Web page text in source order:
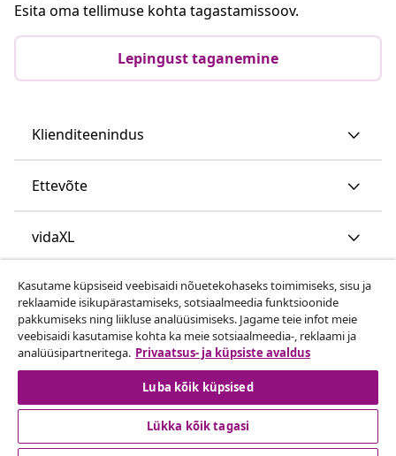
Esita oma tellimuse kohta tagastamissoov.
Lepingust taganemine
Klienditeenindus
Ettevõte
vidaXL
Vaata rohkem
© 2008-2026 vidaXL www.vidaxl.ee on vidaXL Marketplace
Europe B.V. veebileht
Kasutame küpsiseid veebisaidi nõuetekohaseks toimimiseks, sisu ja
reklaamide isikupärastamiseks, sotsiaalmeedia funktsioonide
pakkumiseks ning liikluse analüüsimiseks. Jagame teie infot meie
veebisaidi kasutamise kohta ka meie sotsiaalmeedia-, reklaami ja
analüüsipartneritega. Privaatsus- ja küpsiste avaldus
Luba kõik küpsised
Lükka kõik tagasi